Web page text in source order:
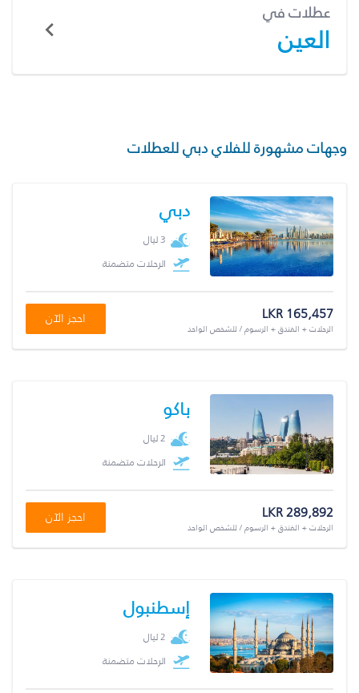
عطلات في
العين
وجهات مشهورة للفلاي دبي للعطلات
دبي
3 ليال
الرحلات متضمنة
LKR 165,457
الرحلات + الفندق + الرسوم / للشخص الواحد
احجز الآن
باكو
2 ليال
الرحلات متضمنة
LKR 289,892
الرحلات + الفندق + الرسوم / للشخص الواحد
احجز الآن
إسطنبول
2 ليال
الرحلات متضمنة